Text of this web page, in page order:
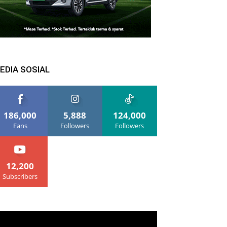
SOSIAL
186,000
Fans
5,888
Followers
124,000
Followers
12,200
Subscribers